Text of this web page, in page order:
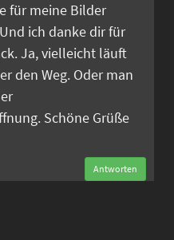
für meine Bilder
ich danke dir für
Ja, vielleicht läuft
den Weg. Oder man
Schöne Grüße
Antworten